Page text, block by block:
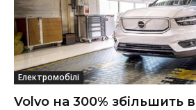
Електромобілі
Volvo на 300% збільшить